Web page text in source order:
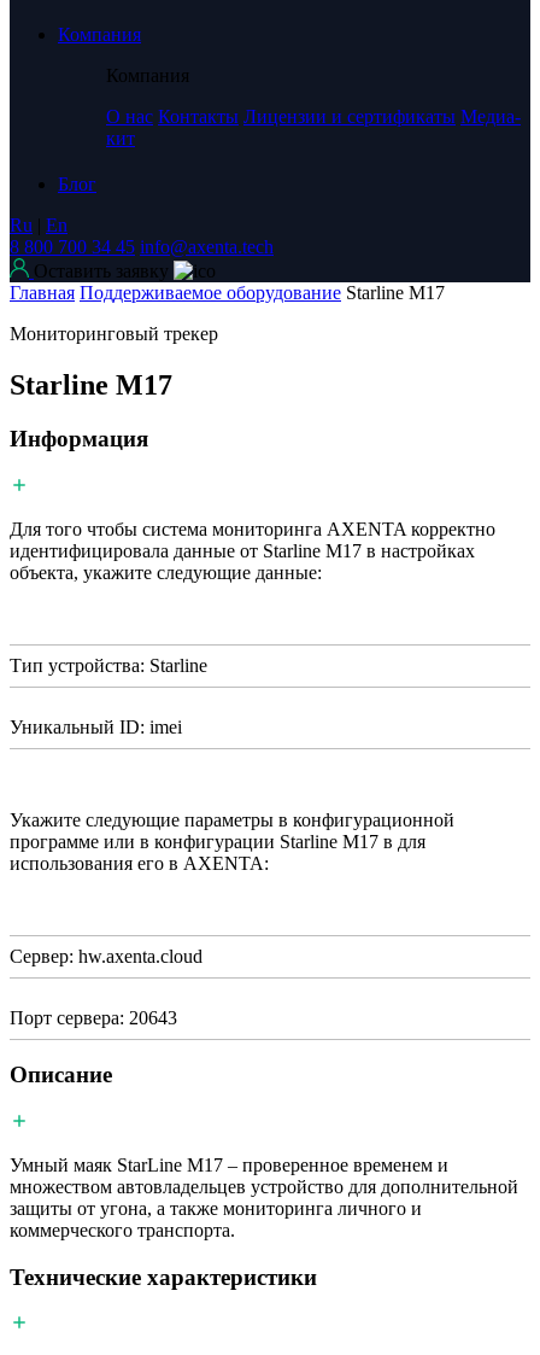
Компания
Компания
О нас Контакты Лицензии и сертификаты Медиа-
кит
Блог
Ru | En
8 800 700 34 45 info@axenta.tech
Оставить заявку
Главная Поддерживаемое оборудование Starline M17
Мониторинговый трекер
Starline M17
Информация
Для того чтобы система мониторинга AXENTA корректно
идентифицировала данные от Starline M17 в настройках
объекта, укажите следующие данные:
Тип устройства: Starline
Уникальный ID: imei
Укажите следующие параметры в конфигурационной
программе или в конфигурации Starline M17 в для
использования его в AXENTA:
Сервер: hw.axenta.cloud
Порт сервера: 20643
Описание
Умный маяк StarLine M17 – проверенное временем и
множеством автовладельцев устройство для дополнительной
защиты от угона, а также мониторинга личного и
коммерческого транспорта.
Технические характеристики